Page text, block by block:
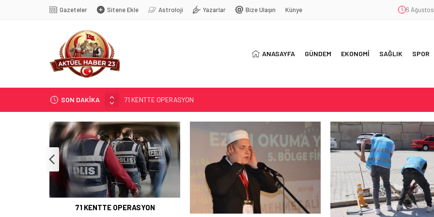
Gazeteler Sitene Ekle Astroloji Yazarlar Bize Ulaşın Künye 6
ANASAYFA GÜNDEM EKONOMİ SAĞLIK SPOR
SON DAKİKA
71 KENTTE OPERASYON
TÜRK DÜNYASI BAŞKENTLERİ
GÜNEŞ; 12 AĞUSTOS’TA TUTULACAK…
SOSYAL MEDYANIN KÜÇÜK YAŞ BAĞIMLILIĞI
EĞİTİMCİLERİN PROMOSYONU 3,5 YIL OLDU
71 KENTTE OPERASYON